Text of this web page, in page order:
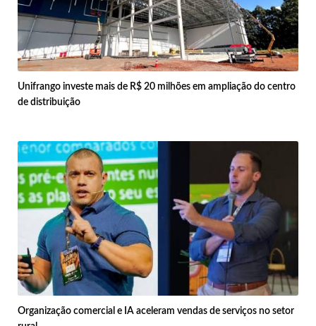
Unifrango investe mais de R$ 20 milhões em ampliação do centro
de distribuição
Organização comercial e IA aceleram vendas de serviços no setor